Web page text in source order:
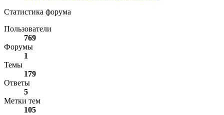
Статистика форума
Пользователи
769
Форумы
1
Темы
179
Ответы
5
Метки тем
105